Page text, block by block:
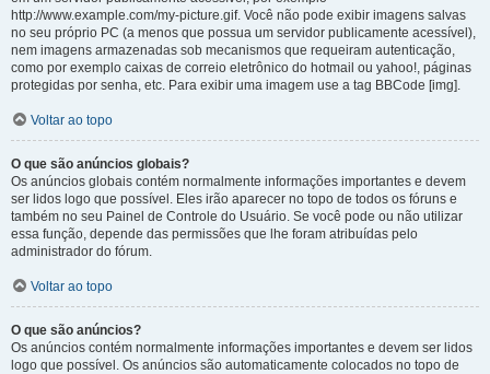
http://www.example.com/my-picture.gif. Você não pode exibir imagens salvas
no seu próprio PC (a menos que possua um servidor publicamente acessível),
nem imagens armazenadas sob mecanismos que requeiram autenticação,
como por exemplo caixas de correio eletrônico do hotmail ou yahoo!, páginas
protegidas por senha, etc. Para exibir uma imagem use a tag BBCode [img].
Voltar ao topo
O que são anúncios globais?
Os anúncios globais contém normalmente informações importantes e devem
ser lidos logo que possível. Eles irão aparecer no topo de todos os fóruns e
também no seu Painel de Controle do Usuário. Se você pode ou não utilizar
essa função, depende das permissões que lhe foram atribuídas pelo
administrador do fórum.
Voltar ao topo
O que são anúncios?
Os anúncios contém normalmente informações importantes e devem ser lidos
logo que possível. Os anúncios são automaticamente colocados no topo de